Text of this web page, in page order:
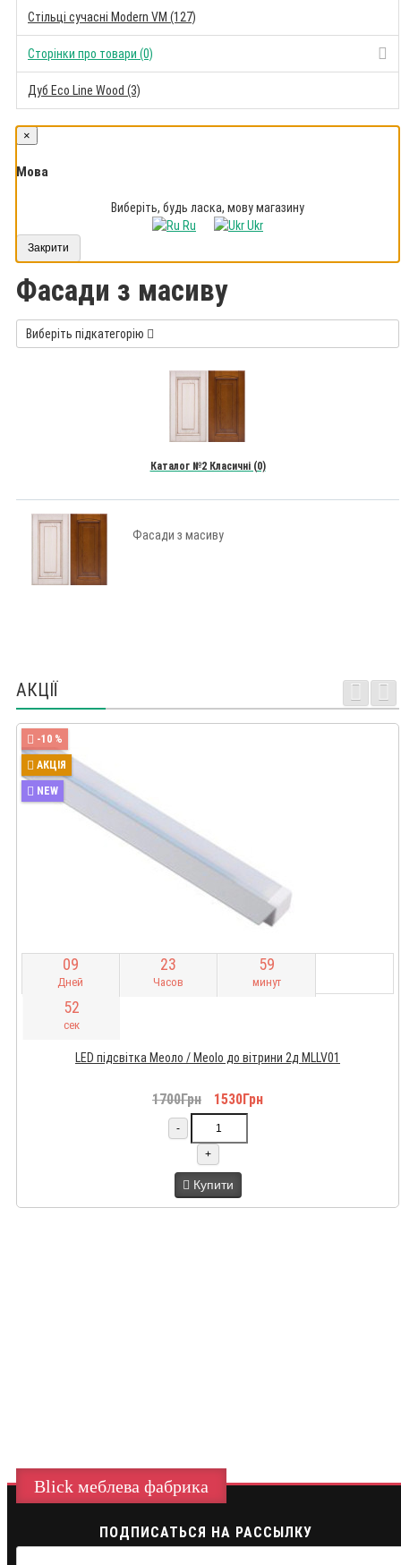
Стільці сучасні Modern VM (127)
Сторінки про товари (0)
Дуб Eco Line Wood (3)
×
Мова
Виберіть, будь ласка, мову магазину
Ru
Ukr
Закрити
Фасади з масиву
Виберіть підкатегорію
Каталог №2 Класичні (0)
Фасади з масиву
АКЦІЇ
-10 %
АКЦІЯ
NEW
09
Дней
23
Часов
59
минут
51
сек
LED підсвітка Меоло / Meolo до вітрини 2д MLLV01
1700Грн 1530Грн
-
+
Купити
Blick меблева фабрика
ПОДПИСАТЬСЯ НА РАССЫЛКУ